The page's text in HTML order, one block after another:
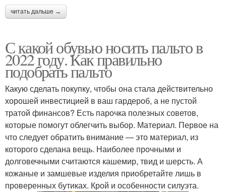
читать дальше →
С какой обувью носить пальто в
2022 году. Как правильно
подобрать пальто
Какую сделать покупку, чтобы она стала действительно
хорошей инвестицией в ваш гардероб, а не пустой
тратой финансов? Есть парочка полезных советов,
которые помогут облегчить выбор. Материал. Первое на
что следует обратить внимание — это материал, из
которого сделана вещь. Наиболее прочными и
долговечными считаются кашемир, твид и шерсть. А
кожаные и замшевые изделия приобретайте лишь в
проверенных бутиках. Крой и особенности силуэта.